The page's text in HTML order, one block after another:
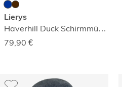
Lierys
Haverhill Duck Schirmmütze
79,90 €